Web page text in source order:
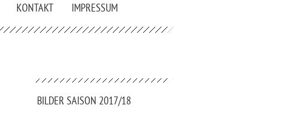
KONTAKT IMPRESSUM
BILDER SAISON 2017/18